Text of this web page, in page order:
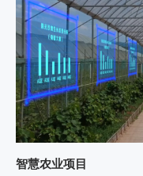
智慧农业项目